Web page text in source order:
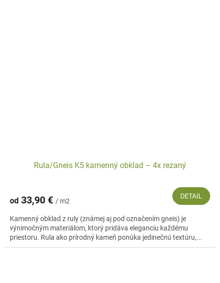
Rula/Gneis K5 kamenný obklad – 4x rezaný
od 33,90 € / m2
DETAIL
Kamenný obklad z ruly (známej aj pod označením gneis) je
výnimočným materiálom, ktorý pridáva eleganciu každému
priestoru. Rula ako prírodný kameň ponúka jedinečnú textúru,...